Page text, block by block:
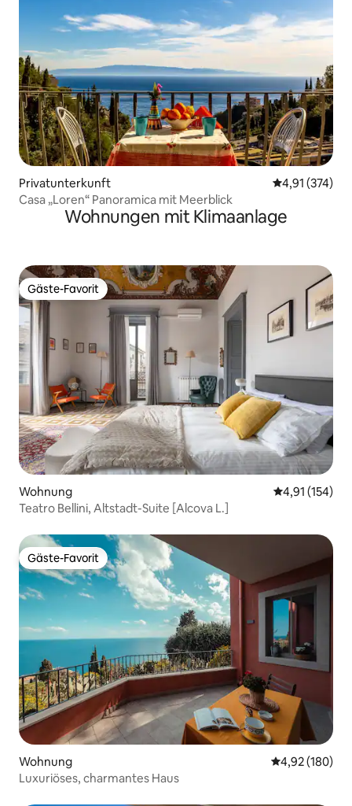
Privatunterkunft
4,91 (374)
Casa „Loren“ Panoramica mit Meerblick
Wohnungen mit Klimaanlage
Gäste-Favorit
Gäste-Favorit
Wohnung
4,91 (154)
Teatro Bellini, Altstadt-Suite [Alcova L.]
Gäste-Favorit
Gäste-Favorit
Wohnung
4,92 (180)
Luxuriöses, charmantes Haus